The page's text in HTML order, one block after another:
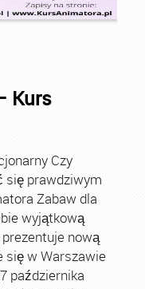
Kurs
Czy
się prawdziwym
Zabaw dla
wyjątkową
nową
się w Warszawie
października